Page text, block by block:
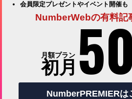
会員限定プレゼントやイベント開催も
NumberWebの有料記
月額プラン
初月
NumberPREMIERは